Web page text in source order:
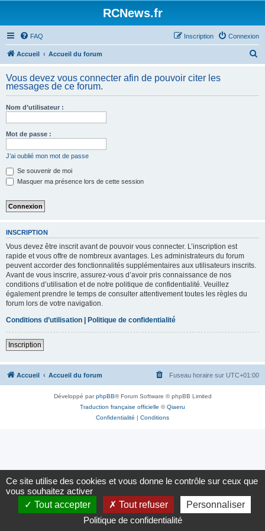
RCNews.fr
FAQ Connexion
Inscription
Accueil Accueil du forum
h
Vous devez vous connecter afin de pouvoir citer les
messages de ce forum.
Nom d’utilisateur :
Mot de passe :
J’ai oublié mon mot de passe
Se souvenir de moi
Masquer ma présence lors de cette session
INSCRIPTION
Vous devez être inscrit avant de pouvoir vous connecter. L’inscription est
rapide et vous offre de nombreux avantages. Les administrateurs du forum
peuvent accorder des fonctionnalités supplémentaires aux utilisateurs inscrits.
Avant de vous inscrire, assurez-vous d’avoir pris connaissance de nos
conditions d’utilisation et de notre politique de confidentialité. Veuillez
également prendre le temps de consulter attentivement toutes les règles du
forum lors de votre navigation.
Conditions d’utilisation | Politique de confidentialité
Inscription
Accueil Accueil du forum Fuseau horaire sur UTC+01:00
Développé parphpBB® Forum Software © phpBB Limited
Traduction française officielle ©Qiaeru
Confidentialité | Conditions
Panneau de gestion des cookies
Ce site utilise des cookies et vous donne le contrôle sur ceux que
vous souhaitez activer
Tout accepter
Tout refuser
Personnaliser
Politique de confidentialité